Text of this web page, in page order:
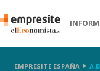
EMPRESITE ESPAÑA